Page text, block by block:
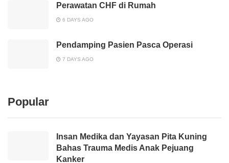
Perawatan CHF di Rumah
6 DAYS AGO
Pendamping Pasien Pasca Operasi
7 DAYS AGO
Popular
Insan Medika dan Yayasan Pita Kuning
Bahas Trauma Medis Anak Pejuang
Kanker